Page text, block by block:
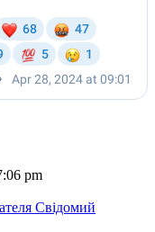
pm
Свідомий